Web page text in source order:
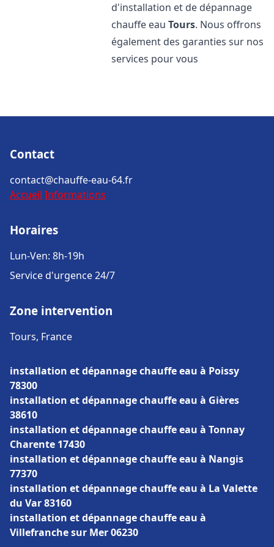
d'installation et de dépannage
chauffe eauTours. Nous offrons
également des garanties sur nos
services pour vous
Contact
contact@chauffe-eau-64.fr
Accueil Informations
Horaires
Lun-Ven: 8h-19h
Service d'urgence 24/7
Zone intervention
Tours, France
installation et dépannage chauffe eau à Poissy
78300
installation et dépannage chauffe eau à Gières
38610
installation et dépannage chauffe eau à Tonnay
Charente 17430
installation et dépannage chauffe eau à Nangis
77370
installation et dépannage chauffe eau à La Valette
du Var 83160
installation et dépannage chauffe eau à
Villefranche sur Mer 06230